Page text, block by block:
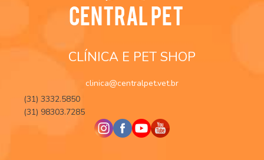
CLÍNICA E PET SHOP
clinica@centralpet.vet.br
(31) 3332.5850
(31) 98303.7285